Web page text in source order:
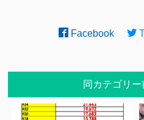
Facebook
同カテゴリ